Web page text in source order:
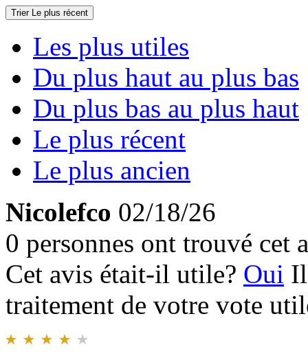
Trier Le plus récent
Les plus utiles
Du plus haut au plus bas
Du plus bas au plus haut
Le plus récent
Le plus ancien
Nicolefco 02/18/26
0 personnes ont trouvé cet
Cet avis était-il utile? Oui
traitement de votre vote